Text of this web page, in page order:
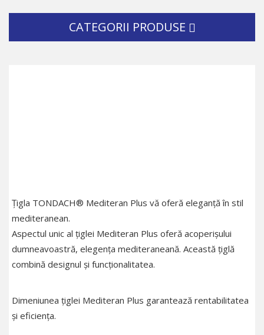
CATEGORII PRODUSE
Țigla TONDACH® Mediteran Plus vă oferă eleganță în stil
mediteranean.
Aspectul unic al țiglei Mediteran Plus oferă acoperișului
dumneavoastră, elegența mediteraneană. Această țiglă
combină designul și funcționalitatea.
Dimeniunea țiglei Mediteran Plus garantează rentabilitatea
și eficiența.